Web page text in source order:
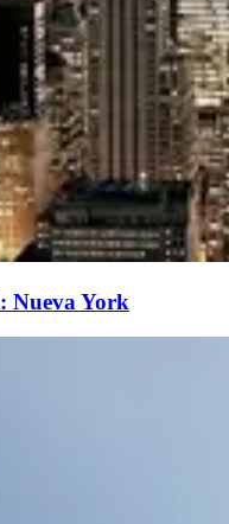
Nueva York